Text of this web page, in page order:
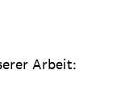
Arbeit: